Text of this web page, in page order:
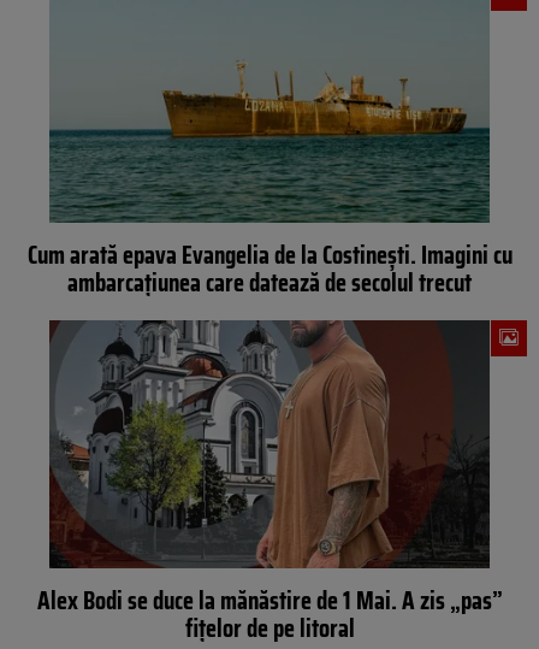
Cum arată epava Evangelia de la Costinești. Imagini cu
ambarcațiunea care datează de secolul trecut
Alex Bodi se duce la mănăstire de 1 Mai. A zis „pas”
fițelor de pe litoral